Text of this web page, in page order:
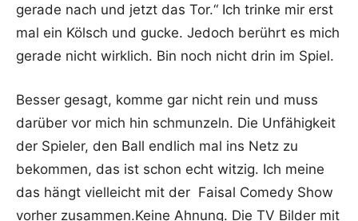
gerade nach und jetzt das Tor.“ Ich trinke mir erst
mal ein Kölsch und gucke. Jedoch berührt es mich
gerade nicht wirklich. Bin noch nicht drin im Spiel.
Besser gesagt, komme gar nicht rein und muss
darüber vor mich hin schmunzeln. Die Unfähigkeit
der Spieler, den Ball endlich mal ins Netz zu
bekommen, das ist schon echt witzig. Ich meine
das hängt vielleicht mit der Faisal Comedy Show
vorher zusammen.Keine Ahnung. Die TV Bilder mit